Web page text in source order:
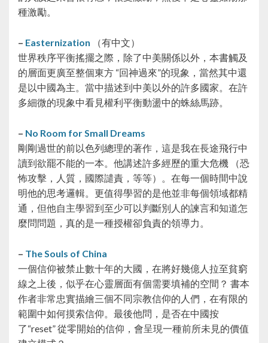
種激勵。
– Easternization （有中文）
世界秩序平衡搖擺之際，除了中美關係以外，本書觸及
的層面更廣至整個東方 “回神過來”的現象，當然其中還
是以中國為主。當中描述到中美以外的許多國家。在許
多細微的現象中看見權利平衡動盪中的蛛絲馬跡。
– No Room for Small Dreams
剛剛過世的前以色列總理的著作，這是我在長途飛行中
讀到欲罷不能的一本。他講述許多經歷的重大危機 （恐
怖攻擊，人質，國際譴責，等等）。在每一個時間中說
明他的思考邏輯。更值得學習的是他並非每個領域都精
通，但他自主學習到至少可以判斷別人的諫言和知道怎
麼問問題，真的是一種授權卻負責的領導力。
– The Souls of China
一個信仰被禁止數十年的大國，在將好幾億人拉至貧窮
線之上後，似乎在心靈層面有個需要填補的空間？ 書本
作者非常忠實描繪三個不同宗教信仰的人們，在有限的
範圍中如何摸索信仰。最後他問，是否在中國按
了“reset” 從零開始的信仰，會呈現一種前所未見的價值